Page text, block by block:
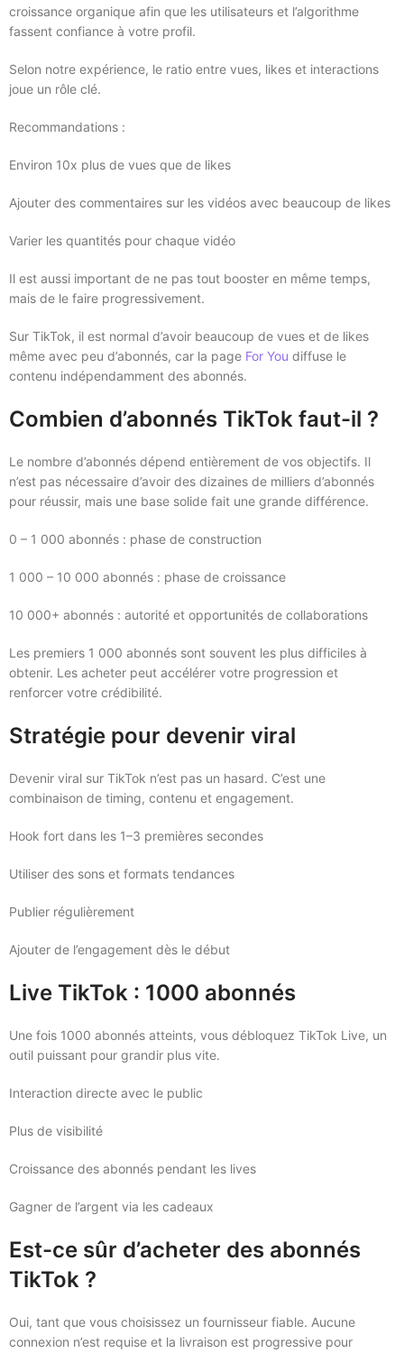
croissance organique afin que les utilisateurs et l’algorithme
fassent confiance à votre profil.
Selon notre expérience, le ratio entre vues, likes et interactions
joue un rôle clé.
Recommandations :
Environ 10x plus de vues que de likes
Ajouter des commentaires sur les vidéos avec beaucoup de likes
Varier les quantités pour chaque vidéo
Il est aussi important de ne pas tout booster en même temps,
mais de le faire progressivement.
Sur TikTok, il est normal d’avoir beaucoup de vues et de likes
même avec peu d’abonnés, car la page For You diffuse le
contenu indépendamment des abonnés.
Combien d’abonnés TikTok faut-il ?
Le nombre d’abonnés dépend entièrement de vos objectifs. Il
n’est pas nécessaire d’avoir des dizaines de milliers d’abonnés
pour réussir, mais une base solide fait une grande différence.
0 – 1 000 abonnés : phase de construction
1 000 – 10 000 abonnés : phase de croissance
10 000+ abonnés : autorité et opportunités de collaborations
Les premiers 1 000 abonnés sont souvent les plus difficiles à
obtenir. Les acheter peut accélérer votre progression et
renforcer votre crédibilité.
Stratégie pour devenir viral
Devenir viral sur TikTok n’est pas un hasard. C’est une
combinaison de timing, contenu et engagement.
Hook fort dans les 1–3 premières secondes
Utiliser des sons et formats tendances
Publier régulièrement
Ajouter de l’engagement dès le début
Live TikTok : 1000 abonnés
Une fois 1000 abonnés atteints, vous débloquez TikTok Live, un
outil puissant pour grandir plus vite.
Interaction directe avec le public
Plus de visibilité
Croissance des abonnés pendant les lives
Gagner de l’argent via les cadeaux
Est-ce sûr d’acheter des abonnés
TikTok ?
Oui, tant que vous choisissez un fournisseur fiable. Aucune
connexion n’est requise et la livraison est progressive pour